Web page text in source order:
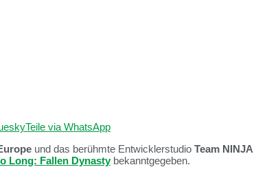
Teile via WhatsApp
und das berühmte Entwicklerstudio Team NINJA
Long: Fallen Dynastybekanntgegeben.